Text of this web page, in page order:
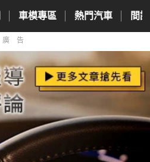
車模專區 熱門汽車 間
廣告